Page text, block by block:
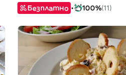
Безплатно 100%(11)